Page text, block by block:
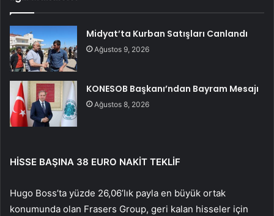
Midyat’ta Kurban Satışları Canlandı
Ağustos 9, 2026
KONESOB Başkanı’ndan Bayram Mesajı
Ağustos 8, 2026
HİSSE BAŞINA 38 EURO NAKİT TEKLİF
Hugo Boss’ta yüzde 26,06’lık payla en büyük ortak
konumunda olan Frasers Group, geri kalan hisseler için